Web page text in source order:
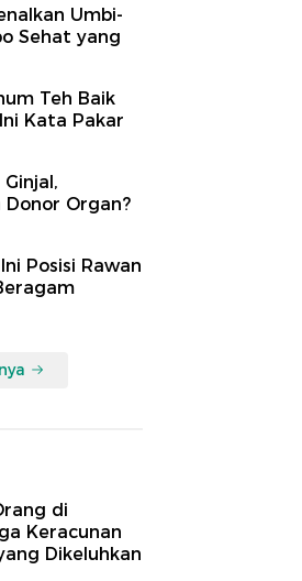
Umbi-
Sehat yang
Teh Baik
Kata Pakar
Organ?
Posisi Rawan
di
Keracunan
Dikeluhkan